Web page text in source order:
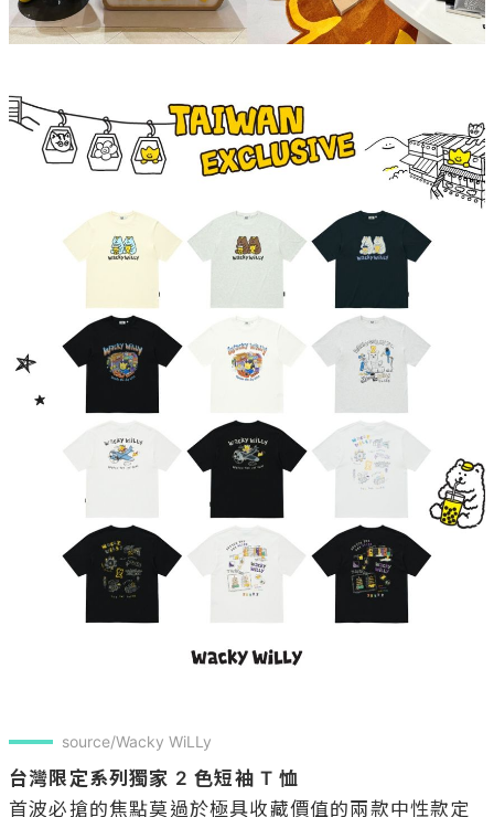
source/Wacky WiLLy
台灣限定系列獨家 2 色短袖 T 恤
首波必搶的焦點莫過於極具收藏價值的兩款中性款定